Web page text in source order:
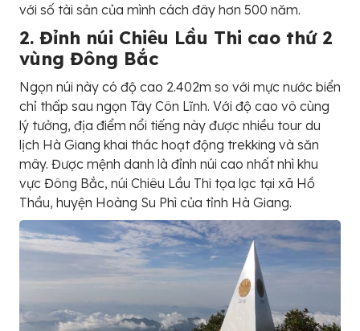
với số tài sản của mình cách đây hơn 500 năm.
2. Đỉnh núi Chiêu Lầu Thi cao thứ 2
vùng Đông Bắc
Ngọn núi này có độ cao 2.402m so với mực nước biển
chỉ thấp sau ngọn Tây Côn Lĩnh. Với độ cao vô cùng
lý tưởng, địa điểm nổi tiếng này được nhiều tour du
lịch Hà Giang khai thác hoạt động trekking và săn
mây. Được mệnh danh là đỉnh núi cao nhất nhì khu
vực Đông Bắc, núi Chiêu Lầu Thi tọa lạc tại xã Hồ
Thầu, huyện Hoàng Su Phì của tỉnh Hà Giang.